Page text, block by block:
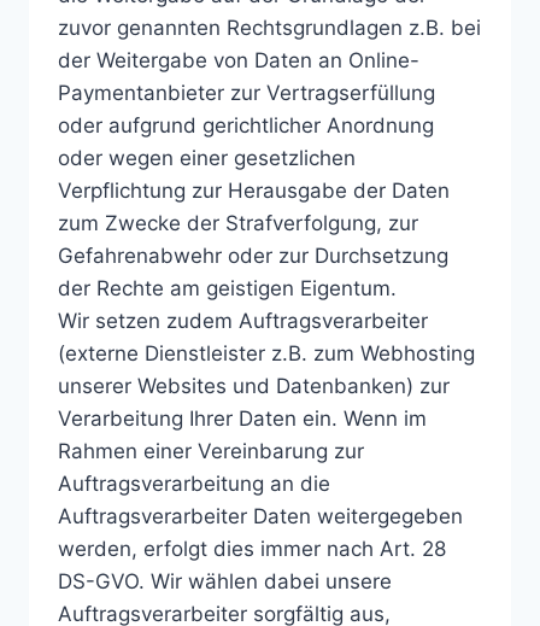
zuvor genannten Rechtsgrundlagen z.B. bei
der Weitergabe von Daten an Online-
Paymentanbieter zur Vertragserfüllung
oder aufgrund gerichtlicher Anordnung
oder wegen einer gesetzlichen
Verpflichtung zur Herausgabe der Daten
zum Zwecke der Strafverfolgung, zur
Gefahrenabwehr oder zur Durchsetzung
der Rechte am geistigen Eigentum.
Wir setzen zudem Auftragsverarbeiter
(externe Dienstleister z.B. zum Webhosting
unserer Websites und Datenbanken) zur
Verarbeitung Ihrer Daten ein. Wenn im
Rahmen einer Vereinbarung zur
Auftragsverarbeitung an die
Auftragsverarbeiter Daten weitergegeben
werden, erfolgt dies immer nach Art. 28
DS-GVO. Wir wählen dabei unsere
Auftragsverarbeiter sorgfältig aus,